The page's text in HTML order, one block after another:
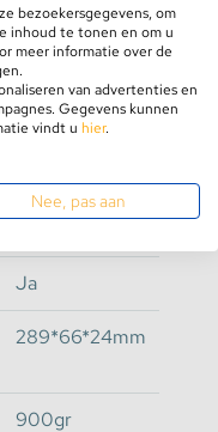
50-60 hz
12 Volt
25 Ampere
Ja
289*66*24mm
900gr
bezoekersgegevens, om
inhoud te tonen en om u
meer informatie over de
van advertenties en
Gegevens kunnen
vindt u hier.
Nee, pas aan